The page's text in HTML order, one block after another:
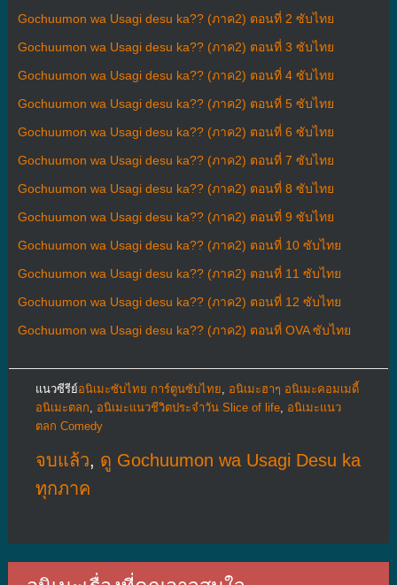
Gochuumon wa Usagi desu ka?? (ภาค2) ตอนที่ 2 ซับไทย
Gochuumon wa Usagi desu ka?? (ภาค2) ตอนที่ 3 ซับไทย
Gochuumon wa Usagi desu ka?? (ภาค2) ตอนที่ 4 ซับไทย
Gochuumon wa Usagi desu ka?? (ภาค2) ตอนที่ 5 ซับไทย
Gochuumon wa Usagi desu ka?? (ภาค2) ตอนที่ 6 ซับไทย
Gochuumon wa Usagi desu ka?? (ภาค2) ตอนที่ 7 ซับไทย
Gochuumon wa Usagi desu ka?? (ภาค2) ตอนที่ 8 ซับไทย
Gochuumon wa Usagi desu ka?? (ภาค2) ตอนที่ 9 ซับไทย
Gochuumon wa Usagi desu ka?? (ภาค2) ตอนที่ 10 ซับไทย
Gochuumon wa Usagi desu ka?? (ภาค2) ตอนที่ 11 ซับไทย
Gochuumon wa Usagi desu ka?? (ภาค2) ตอนที่ 12 ซับไทย
Gochuumon wa Usagi desu ka?? (ภาค2) ตอนที่ OVA ซับไทย
แนวซีรีย์อนิเมะซับไทย การ์ตูนซับไทย
อนิเมะฮาๆ อนิเมะคอมเมดี้
อนิเมะตลก
อนิเมะแนวชีวิตประจําวัน Slice of life, อนิเมะแนว
ตลก Comedy
จบแล้ว, ดู Gochuumon wa Usagi Desu ka
ทุกภาค